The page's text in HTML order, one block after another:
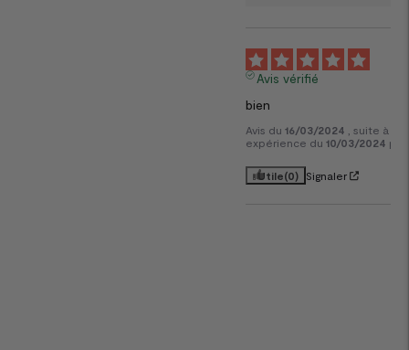
Avis vérifié
bien
Avis du 16/03/2024
, suite à
expérience du 10/03/2024 par
Utile(0) Signaler